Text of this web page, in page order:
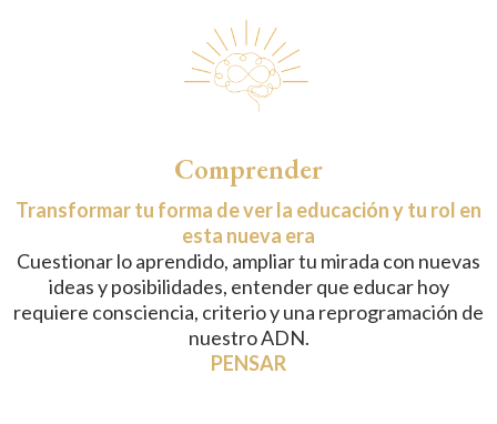
Comprender
Transformar tu forma de ver la educación y tu rol en
esta nueva era
Cuestionar lo aprendido, ampliar tu mirada con nuevas
ideas y posibilidades, entender que educar hoy
requiere consciencia, criterio y una reprogramación de
nuestro ADN.
PENSAR